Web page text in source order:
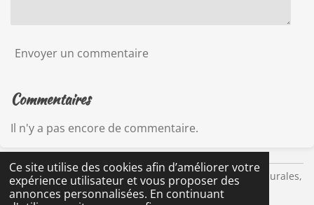
Ce site utilise des cookies afin d’améliorer votre
expérience utilisateur et vous proposer des
annonces personnalisées. En continuant
Envoyer un commentaire
Commentaires
Il n'y a pas encore de commentaire.
© 2021 - 2022 Le grain d'Anaïs, peintures artistiques murales,
fresques artistiques murales / Ardennes, GraffitiArt,